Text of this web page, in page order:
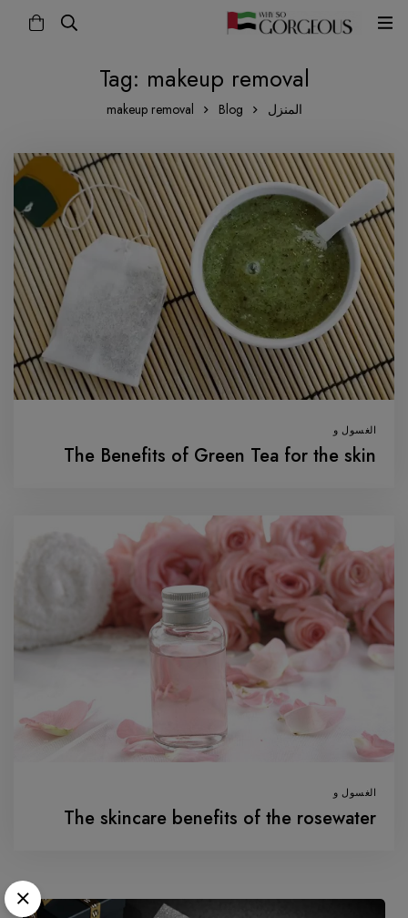
Tag: makeup removal
المنزل Blog
makeup removal
الغسول و
The Benefits of Green Tea for the skin
الغسول و
The skincare benefits of the rosewater